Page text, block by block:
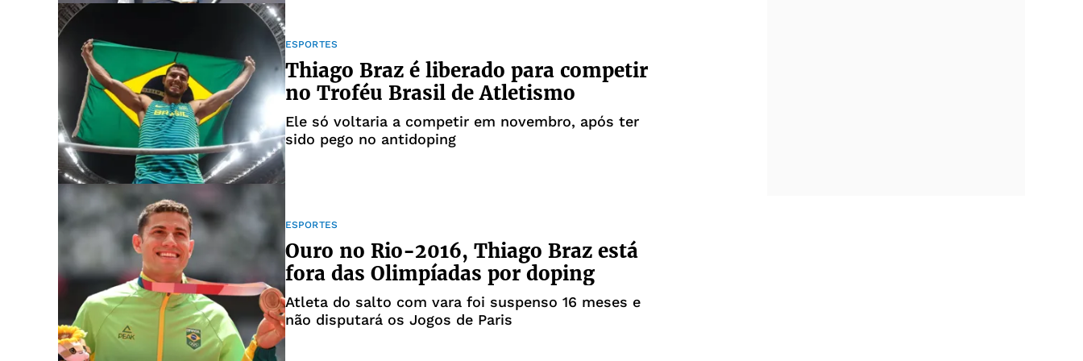
ESPORTES
Thiago Braz é liberado para competir
no Troféu Brasil de Atletismo
Ele só voltaria a competir em novembro, após ter
sido pego no antidoping
ESPORTES
Ouro no Rio-2016, Thiago Braz está
fora das Olimpíadas por doping
Atleta do salto com vara foi suspenso 16 meses e
não disputará os Jogos de Paris